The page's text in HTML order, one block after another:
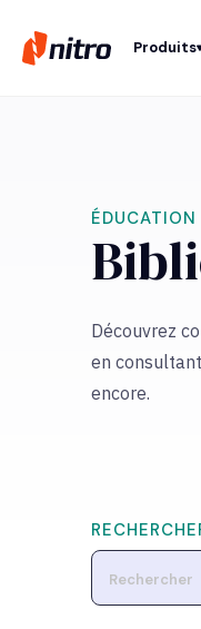
Produits
Découvrez
en
encore.